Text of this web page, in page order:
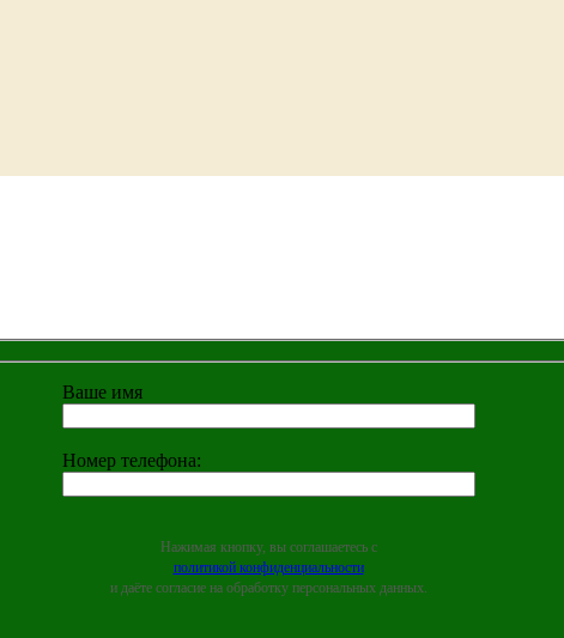
Ваше имя
Номер телефона:
Нажимая кнопку, вы соглашаетесь с
политикой конфиденциальности
и даёте согласие на обработку персональных данных.